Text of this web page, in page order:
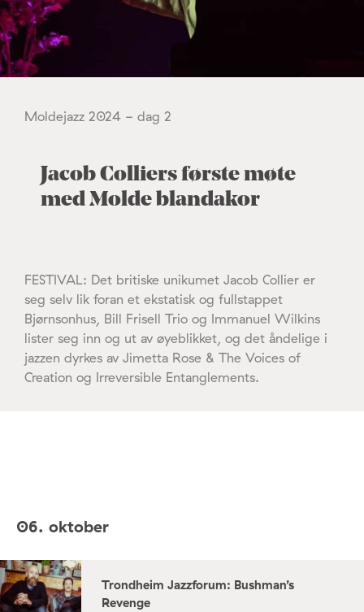
Moldejazz 2024 - dag 2
Jacob Colliers første møte
med Molde blandakor
FESTIVAL: Det britiske unikumet Jacob Collier er
seg selv lik foran et ekstatisk og fullstappet
Bjørnsonhus, Bill Frisell Trio og Immanuel Wilkins
lister seg inn og ut av øyeblikket, og det åndelige i
jazzen dyrkes av Jimetta Rose & The Voices of
Creation og Irreversible Entanglements.
06. oktober
Trondheim Jazzforum: Bushman’s
Revenge